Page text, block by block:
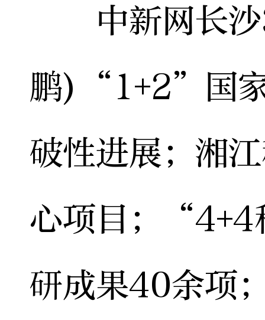
中新网长沙
鹏)“1+2”国家
破性进展；湘
心项目；“4+4
研成果40余项